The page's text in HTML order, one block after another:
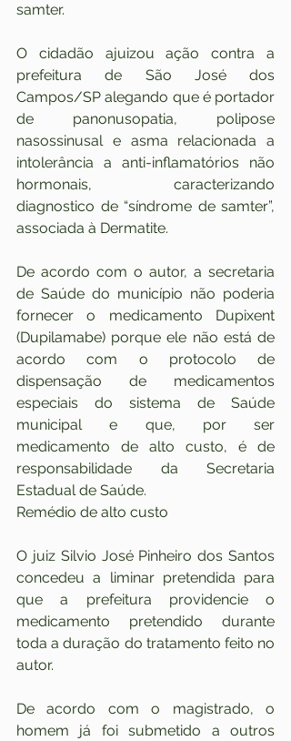
samter.
O cidadão ajuizou ação contra a
prefeitura de São José dos
Campos/SP alegando que é portador
de panonusopatia, polipose
nasossinusal e asma relacionada a
intolerância a anti-inflamatórios não
hormonais, caracterizando
diagnostico de “síndrome de samter”,
associada à Dermatite.
De acordo com o autor, a secretaria
de Saúde do município não poderia
fornecer o medicamento Dupixent
(Dupilamabe) porque ele não está de
acordo com o protocolo de
dispensação de medicamentos
especiais do sistema de Saúde
municipal e que, por ser
medicamento de alto custo, é de
responsabilidade da Secretaria
Estadual de Saúde.
Remédio de alto custo
O juiz Silvio José Pinheiro dos Santos
concedeu a liminar pretendida para
que a prefeitura providencie o
medicamento pretendido durante
toda a duração do tratamento feito no
autor.
De acordo com o magistrado, o
homem já foi submetido a outros